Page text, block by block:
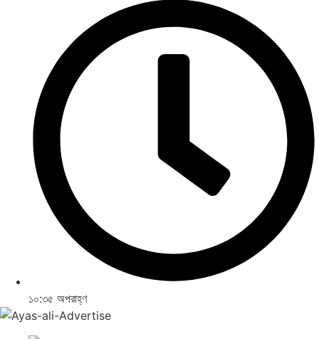
১০:৩৫ অপরাহ্ণ